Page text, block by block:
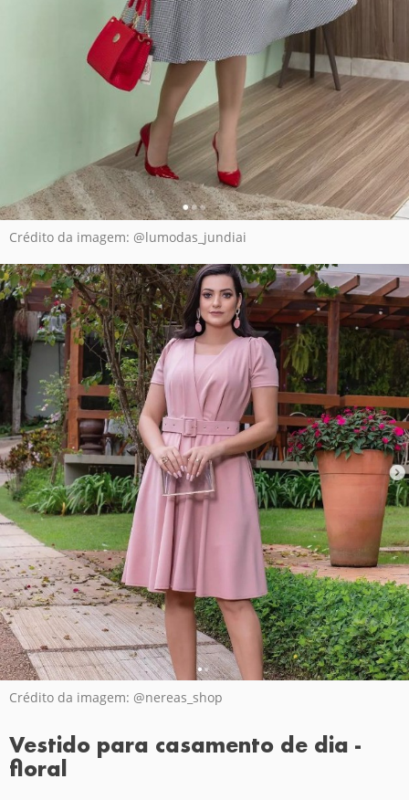
Crédito da imagem: @lumodas_jundiai
Crédito da imagem: @nereas_shop
Vestido para casamento de dia -
floral